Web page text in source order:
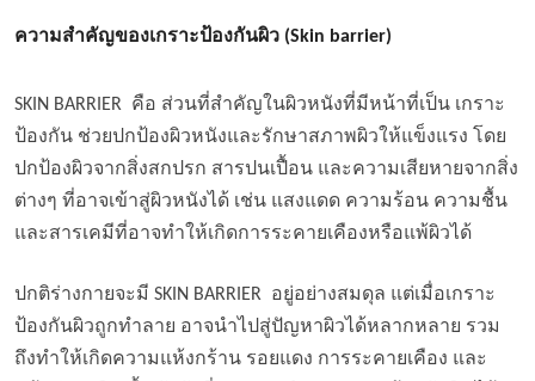
ความสำคัญของเกราะป้องกันผิว (Skin barrier)
SKIN BARRIER คือ ส่วนที่สำคัญในผิวหนังที่มีหน้าที่เป็น เกราะ
ป้องกัน ช่วยปกป้องผิวหนังและรักษาสภาพผิวให้แข็งแรง โดย
ปกป้องผิวจากสิ่งสกปรก สารปนเปื้อน และความเสียหายจากสิ่ง
ต่างๆ ที่อาจเข้าสู่ผิวหนังได้ เช่น แสงแดด ความร้อน ความชื้น
และสารเคมีที่อาจทำให้เกิดการระคายเคืองหรือแพ้ผิวได้
ปกติร่างกายจะมี SKIN BARRIER อยู่อย่างสมดุล แต่เมื่อเกราะ
ป้องกันผิวถูกทำลาย อาจนำไปสู่ปัญหาผิวได้หลากหลาย รวม
ถึงทำให้เกิดความแห้งกร้าน รอยแดง การระคายเคือง และ